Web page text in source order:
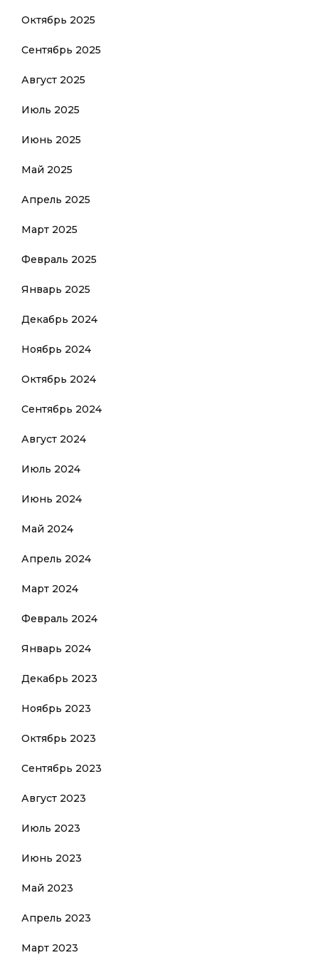
Октябрь 2025
Сентябрь 2025
Август 2025
Июль 2025
Июнь 2025
Май 2025
Апрель 2025
Март 2025
Февраль 2025
Январь 2025
Декабрь 2024
Ноябрь 2024
Октябрь 2024
Сентябрь 2024
Август 2024
Июль 2024
Июнь 2024
Май 2024
Апрель 2024
Март 2024
Февраль 2024
Январь 2024
Декабрь 2023
Ноябрь 2023
Октябрь 2023
Сентябрь 2023
Август 2023
Июль 2023
Июнь 2023
Май 2023
Апрель 2023
Март 2023